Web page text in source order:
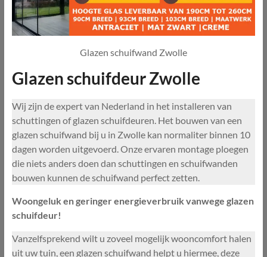
Glazen schuifwand Zwolle
Glazen schuifdeur Zwolle
Wij zijn de expert van Nederland in het installeren van
schuttingen of glazen schuifdeuren. Het bouwen van een
glazen schuifwand bij u in Zwolle kan normaliter binnen 10
dagen worden uitgevoerd. Onze ervaren montage ploegen
die niets anders doen dan schuttingen en schuifwanden
bouwen kunnen de schuifwand perfect zetten.
Woongeluk en geringer energieverbruik vanwege glazen
schuifdeur!
Vanzelfsprekend wilt u zoveel mogelijk wooncomfort halen
uit uw tuin, een glazen schuifwand helpt u hiermee, deze